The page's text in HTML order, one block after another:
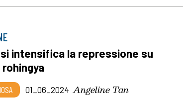
si intensifica la repressione su
01_06_2024 Angeline Tan